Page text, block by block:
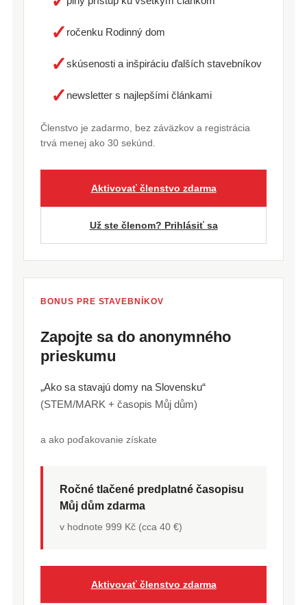
✓ ročenku Rodinný dom
✓skúsenosti a inšpiráciu ďalších stavebníkov
✓ newsletter s najlepšími článkami
Členstvo je zadarmo, bez záväzkov a registrácia
trvá menej ako 30 sekúnd.
Aktivovať členstvo zdarma
Už ste členom? Prihlásiť sa
BONUS PRE STAVEBNÍKOV
Zapojte sa do anonymného
prieskumu
„Ako sa stavajú domy na Slovensku“
(STEM/MARK + časopis Můj dům)
a ako poďakovanie získate
Ročné tlačené predplatné časopisu
Můj dům zdarma
v hodnote 999 Kč (cca 40 €)
Aktivovať členstvo zdarma